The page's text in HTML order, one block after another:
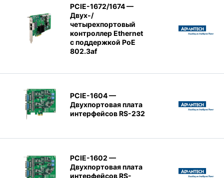
PCIE-1672/1674 —
Двух-/
четырехпортовый
контроллер Ethernet
с поддержкой PoE
802.3af
PCIE-1604 —
Двухпортовая плата
интерфейсов RS-232
PCIE-1602 —
Двухпортовая плата
интерфейсов RS-